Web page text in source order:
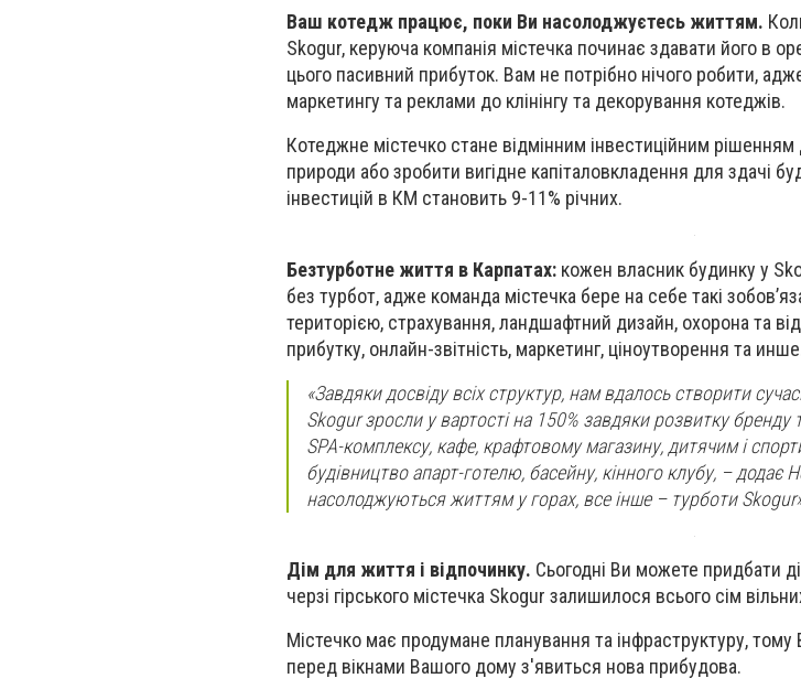
Ваш котедж працює, поки Ви насолоджуєтесь життям.
Skogur, керуюча компанія містечка починає здавати його в
цього пасивний прибуток. Вам не потрібно нічого робити,
маркетингу та реклами до клінінгу та декорування котеджів.
Котеджне містечко стане відмінним інвестиційним
природи або зробити вигідне капіталовкладення для здачі
інвестицій в КМ становить 9-11% річних.
Безтурботне життя в Карпатах: кожен власник будинку у
без турбот, адже команда містечка бере на себе такі
територією, страхування, ландшафтний дизайн, охорона та
прибутку, онлайн-звітність, маркетинг, ціноутворення та
«Завдяки досвіду всіх структур, нам вдалось створити
Skogur зросли у вартості на 150% завдяки розвитку бренду
SPA-комплексу, кафе, крафтовому магазину, дитячим і
будівництво апарт-готелю, басейну, кінного клубу, – додає
насолоджуються життям у горах, все інше – турботи
Дім для життя і відпочинку. Cьогодні Ви можете придбати
черзі гірського містечка Skogur залишилося всього сім
Містечко має продумане планування та інфраструктуру,
перед вікнами Вашого дому з'явиться нова прибудова.